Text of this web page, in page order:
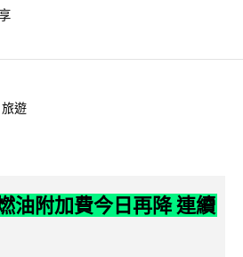
旅遊
油附加費今日再降 連續